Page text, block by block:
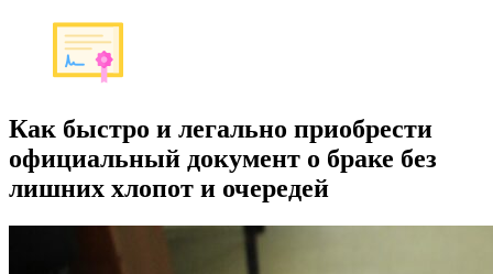
Как быстро и легально приобрести
официальный документ о браке без
лишних хлопот и очередей